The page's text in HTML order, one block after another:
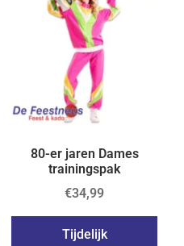
80-er jaren Dames
trainingspak
€34,99
Tijdelijk